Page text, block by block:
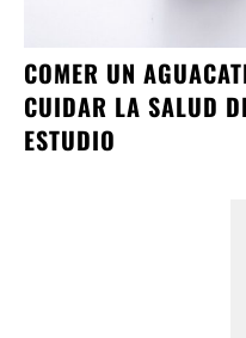
COMER UN
CUIDAR LA SALUD
ESTUDIO